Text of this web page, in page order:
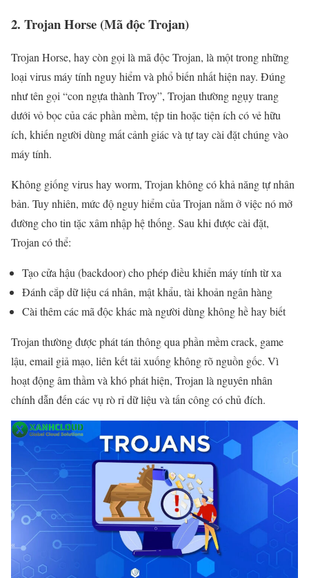
2. Trojan Horse (Mã độc Trojan)
Trojan Horse, hay còn gọi là mã độc Trojan, là một trong những
loại virus máy tính nguy hiểm và phổ biến nhất hiện nay. Đúng
như tên gọi “con ngựa thành Troy”, Trojan thường ngụy trang
dưới vỏ bọc của các phần mềm, tệp tin hoặc tiện ích có vẻ hữu
ích, khiến người dùng mất cảnh giác và tự tay cài đặt chúng vào
máy tính.
Không giống virus hay worm, Trojan không có khả năng tự nhân
bản. Tuy nhiên, mức độ nguy hiểm của Trojan nằm ở việc nó mở
đường cho tin tặc xâm nhập hệ thống. Sau khi được cài đặt,
Trojan có thể:
Tạo cửa hậu (backdoor) cho phép điều khiển máy tính từ xa
Đánh cắp dữ liệu cá nhân, mật khẩu, tài khoản ngân hàng
Cài thêm các mã độc khác mà người dùng không hề hay biết
Trojan thường được phát tán thông qua phần mềm crack, game
lậu, email giả mạo, liên kết tải xuống không rõ nguồn gốc. Vì
hoạt động âm thầm và khó phát hiện, Trojan là nguyên nhân
chính dẫn đến các vụ rò rỉ dữ liệu và tấn công có chủ đích.